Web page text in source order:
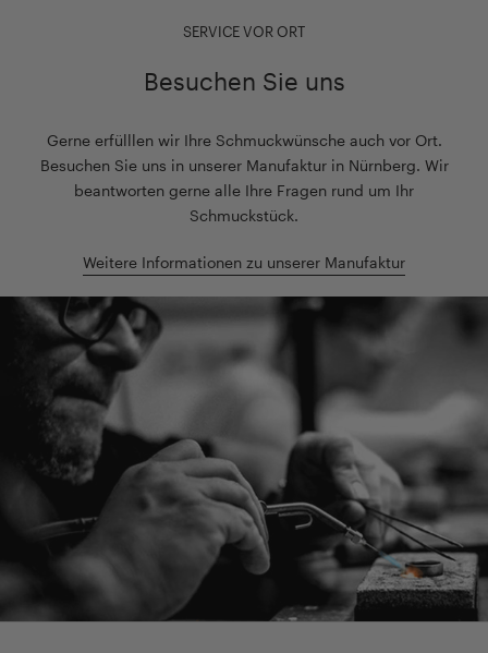
SERVICE VOR ORT
Besuchen Sie uns
Gerne erfülllen wir Ihre Schmuckwünsche auch vor Ort.
Besuchen Sie uns in unserer Manufaktur in Nürnberg. Wir
beantworten gerne alle Ihre Fragen rund um Ihr
Schmuckstück.
Weitere Informationen zu unserer Manufaktur